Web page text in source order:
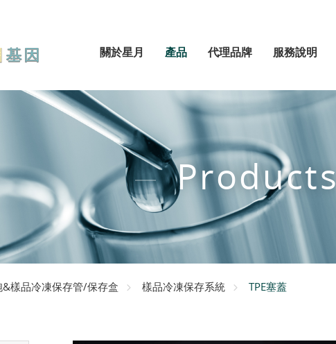
關於星月 產品 代理品牌 服務說明
Products
&樣品冷凍保存管/保存盒 樣品冷凍保存系統 TPE塞蓋